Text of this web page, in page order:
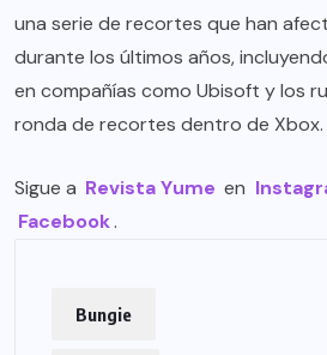
una serie de recortes que han
durante los últimos años,
en compañías como Ubisoft y los
ronda de recortes dentro de Xbox.
Sigue a Revista Yume en
Facebook.
Bungie